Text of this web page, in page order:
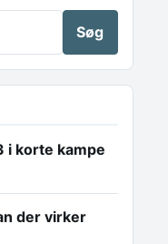
i korte kampe
der virker